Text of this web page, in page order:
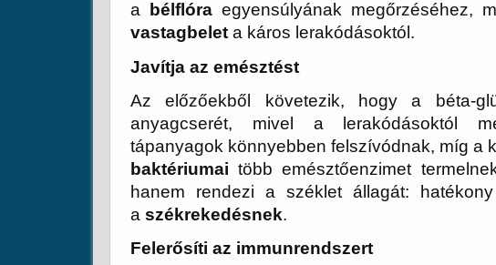
a
bélflóraegyensúlyának megőrzéséhez,
vastagbelet a káros lerakódásoktól.
Javítja az emésztést
Az előzőekből követezik, hogy a béta-
anyagcserét, mivel a lerakódásoktól
tápanyagok könnyebben felszívódnak, míg a
baktériumai több emésztőenzimet
hanem rendezi a széklet állagát:
aszékrekedésnek.
Felerősíti az immunrendszert